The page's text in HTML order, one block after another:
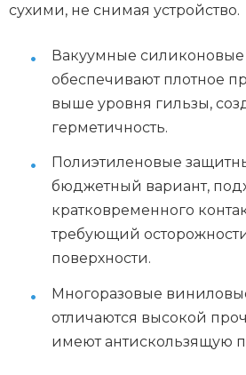
сухими, не снимая устройство.
Вакуумные силиконовые
обеспечивают плотное
выше уровня гильзы,
герметичность.
Полиэтиленовые
бюджетный вариант,
кратковременного
требующий
поверхности.
Многоразовые
отличаются высокой
имеют антискользящую